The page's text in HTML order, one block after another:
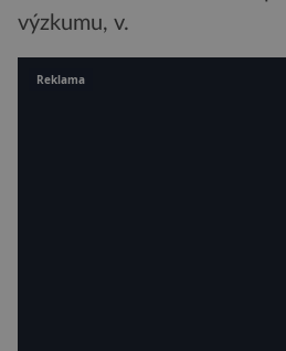
výzkumu, v.
Reklama